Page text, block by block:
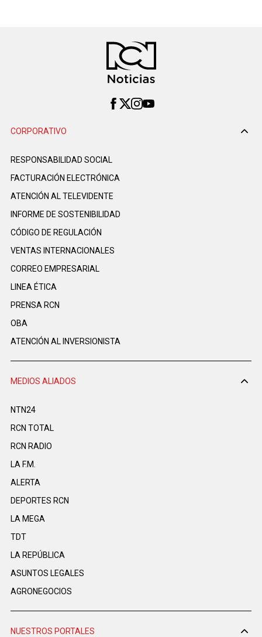
CORPORATIVO
RESPONSABILIDAD SOCIAL
FACTURACIÓN ELECTRÓNICA
ATENCIÓN AL TELEVIDENTE
INFORME DE SOSTENIBILIDAD
CÓDIGO DE REGULACIÓN
VENTAS INTERNACIONALES
CORREO EMPRESARIAL
LINEA ÉTICA
PRENSA RCN
OBA
ATENCIÓN AL INVERSIONISTA
MEDIOS ALIADOS
NTN24
RCN TOTAL
RCN RADIO
LA F.M.
ALERTA
DEPORTES RCN
LA MEGA
TDT
LA REPÚBLICA
ASUNTOS LEGALES
AGRONEGOCIOS
NUESTROS PORTALES